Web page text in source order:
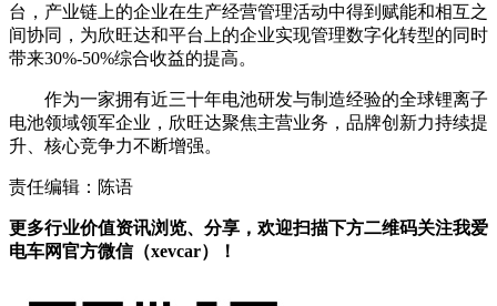
台，产业链上的企业在生产经营管理活动中得到赋能和相互之
间协同，为欣旺达和平台上的企业实现管理数字化转型的同时
带来30%-50%综合收益的提高。
作为一家拥有近三十年电池研发与制造经验的全球锂离子
电池领域领军企业，欣旺达聚焦主营业务，品牌创新力持续提
升、核心竞争力不断增强。
责任编辑：陈语
更多行业价值资讯浏览、分享，欢迎扫描下方二维码关注我爱
电车网官方微信（xevcar）！